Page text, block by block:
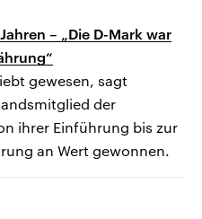
– „Die D-Mark war
gewesen, sagt
der
ihrer Einführung bis zur
an Wert gewonnen.